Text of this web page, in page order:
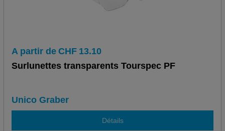
A partir de CHF 13.10
Surlunettes transparents Tourspec PF
Unico Graber
Détails